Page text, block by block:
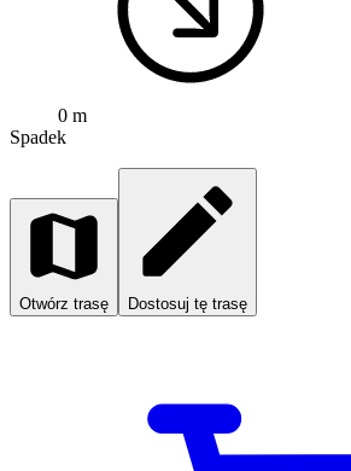
0 m
Spadek
Otwórz trasę Dostosuj tę trasę